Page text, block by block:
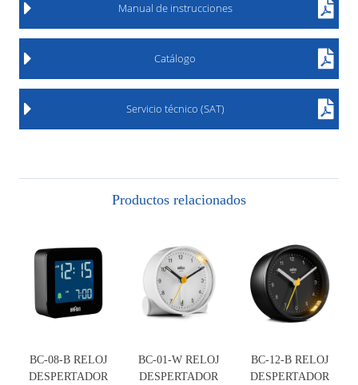
Manual de instrucciones
Catálogo
Servicio técnico (SAT)
Productos relacionados
BC-08-B RELOJ
DESPERTADOR
BC-01-W RELOJ
DESPERTADOR
BC-12-B RELOJ
DESPERTADOR